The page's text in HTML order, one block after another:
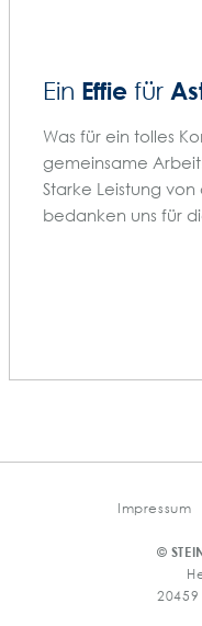
Ein Effie für
Was für ein tolles
gemeinsame
Starke Leistung
bedanken uns für
Impressum
©